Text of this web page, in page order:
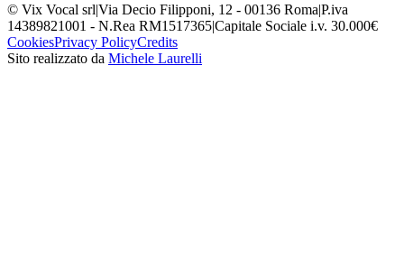
© Vix Vocal srl|Via Decio Filipponi, 12 - 00136 Roma|P.iva
14389821001 - N.Rea RM1517365|Capitale Sociale i.v. 30.000€
CookiesPrivacy PolicyCredits
Sito realizzato da Michele Laurelli